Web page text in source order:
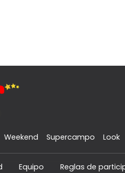
Weekend Supercampo Look
Equipo Reglas de